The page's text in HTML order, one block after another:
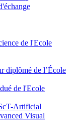
de l'Ecole
diplômé de l’École
de l'Ecole
Artificial
Visual